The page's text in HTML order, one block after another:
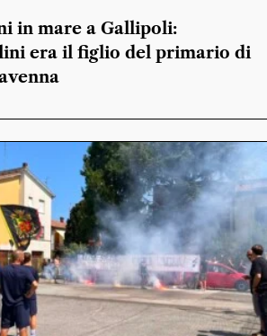
in mare a Gallipoli:
era il figlio del primario di